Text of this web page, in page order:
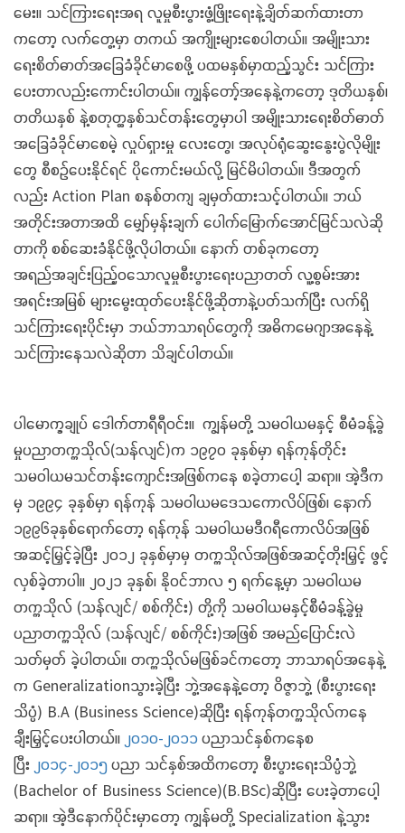
မေး။ သင်ကြားရေးအရ လူမှုစီးပွားဖွံ့ဖြိုးရေးနဲ့ချိတ်ဆက်ထားတာ
ကတော့ လက်တွေ့မှာ တကယ် အကျိုးများစေပါတယ်။ အမျိုးသား
ရေးစိတ်ဓာတ်အခြေခံခိုင်မာစေဖို့ ပထမနှစ်မှာထည့်သွင်း သင်ကြား
ပေးတာလည်းကောင်းပါတယ်။ ကျွန်တော့်အနေနဲ့ကတော့ ဒုတိယနှစ်၊
တတိယနှစ် နဲ့စတုတ္ထနှစ်သင်တန်းတွေမှာပါ အမျိုးသားရေးစိတ်ဓာတ်
အခြေခံခိုင်မာစေမဲ့ လှုပ်ရှားမှု လေးတွေ၊ အလုပ်ရုံဆွေးနွေးပွဲလိုမျိုး
တွေ စီစဉ်ပေးနိုင်ရင် ပိုကောင်းမယ်လို့ မြင်မိပါတယ်။ ဒီအတွက်
လည်း Action Plan စနစ်တကျ ချမှတ်ထားသင့်ပါတယ်။ ဘယ်
အတိုင်းအတာအထိ မျှော်မှန်းချက် ပေါက်မြောက်အောင်မြင်သလဲဆို
တာကို စစ်ဆေးခံနိုင်ဖို့လိုပါတယ်။ နောက် တစ်ခုကတော့
အရည်အချင်းပြည့်ဝသောလူမှုစီးပွားရေးပညာတတ် လူ့စွမ်းအား
အရင်းအမြစ် များမွေးထုတ်ပေးနိုင်ဖို့ဆိုတာနဲ့ပတ်သက်ပြီး လက်ရှိ
သင်ကြားရေးပိုင်းမှာ ဘယ်ဘာသာရပ်တွေကို အဓိကမေဂျာအနေနဲ့
သင်ကြားနေသလဲဆိုတာ သိချင်ပါတယ်။
ပါမောက္ခချုပ် ဒေါက်တာရီရီဝင်း။ ကျွန်မတို့ သမဝါယမနှင့် စီမံခန့်ခွဲ
မှုပညာတက္ကသိုလ်(သန်လျင်)က ၁၉၇၀ ခုနှစ်မှာ ရန်ကုန်တိုင်း
သမဝါယမသင်တန်းကျောင်းအဖြစ်ကနေ စခဲ့တာပေါ့ ဆရာ။ အဲ့ဒီက
မှ ၁၉၉၄ ခုနှစ်မှာ ရန်ကုန် သမဝါယမဒေသကောလိပ်ဖြစ်၊ နောက်
၁၉၉၆ခုနှစ်ရောက်တော့ ရန်ကုန် သမဝါယမဒီဂရီကောလိပ်အဖြစ်
အဆင့်မြှင့်ခဲ့ပြီး ၂၀၁၂ ခုနှစ်မှာမှ တက္ကသိုလ်အဖြစ်အဆင့်တိုးမြှင့် ဖွင့်
လှစ်ခဲ့တာပါ။ ၂၀၂၁ ခုနှစ်၊ နိုဝင်ဘာလ ၅ ရက်နေ့မှာ သမဝါယမ
တက္ကသိုလ် (သန်လျင်/ စစ်ကိုင်း) တို့ကို သမဝါယမနှင့်စီမံခန့်ခွဲမှု
ပညာတက္ကသိုလ် (သန်လျင်/ စစ်ကိုင်း)အဖြစ် အမည်ပြောင်းလဲ
သတ်မှတ် ခဲ့ပါတယ်။ တက္ကသိုလ်မဖြစ်ခင်ကတော့ ဘာသာရပ်အနေနဲ့
က Generalizationသွားခဲ့ပြီး ဘွဲ့အနေနဲ့တော့ ဝိဇ္ဇာဘွဲ့ (စီးပွားရေး
သိပ္ပံ) B.A (Business Science)ဆိုပြီး ရန်ကုန်တက္ကသိုလ်ကနေ
ချီးမြှင့်ပေးပါတယ်။ ၂၀၁၀-၂၀၁၁ပညာသင်နှစ်ကနေစ
ပြီး ၂၀၁၄-၂၀၁၅ပညာ သင်နှစ်အထိကတော့ စီးပွားရေးသိပ္ပံဘွဲ့
(Bachelor of Business Science)(B.BSc)ဆိုပြီး ပေးခဲ့တာပေါ့
ဆရာ။ အဲ့ဒီနောက်ပိုင်းမှာတော့ ကျွန်မတို့ Specialization နဲ့သွား